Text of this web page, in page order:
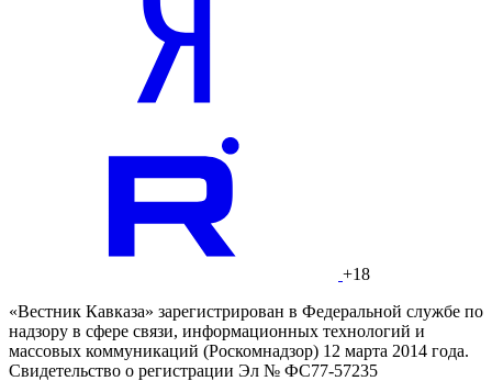
+18
«Вестник Кавказа» зарегистрирован в Федеральной службе по
надзору в сфере связи, информационных технологий и
массовых коммуникаций (Роскомнадзор) 12 марта 2014 года.
Свидетельство о регистрации Эл № ФС77-57235